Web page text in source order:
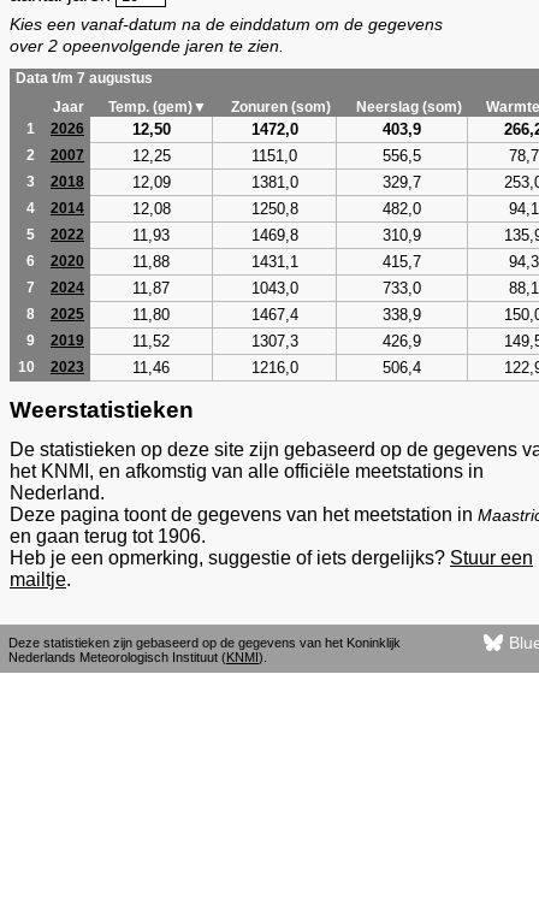
Kies een vanaf-datum na de einddatum om de gegevens
over 2 opeenvolgende jaren te zien.
Data t/m 7 augustus
Jaar
Temp. (gem)▼ Zonuren (som) Neerslag (som)
1
2026 12,50 1472,0 403,9
2 2007 12,25 1151,0 556,5 78,7
3 2018 12,09 1381,0 329,7
4 2014 12,08 1250,8 482,0 94,1
5 2022 11,93 1469,8 310,9
6 2020 11,88 1431,1 415,7 94,3
7 2024 11,87 1043,0 733,0 88,1
8 2025 11,80 1467,4 338,9
9 2019 11,52 1307,3 426,9
10 2023 11,46 1216,0 506,4
Weerstatistieken
De statistieken op deze site zijn gebaseerd op de gegevens
het KNMI, en afkomstig van alle officiële meetstations in
Nederland.
Deze pagina toont de gegevens van het meetstation in
en gaan terug tot 1906.
Heb je een opmerking, suggestie of iets dergelijks? Stuur een
mailtje.
Deze statistieken zijn gebaseerd op de gegevens van het Koninklijk
Nederlands Meteorologisch Instituut (KNMI).